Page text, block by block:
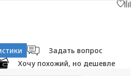
Задать вопрос
Хочу похожий, но дешевле